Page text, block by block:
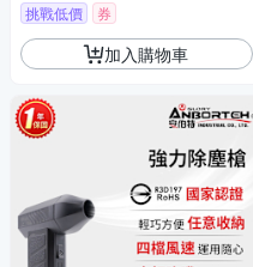
挑戰低價 券
加入購物車